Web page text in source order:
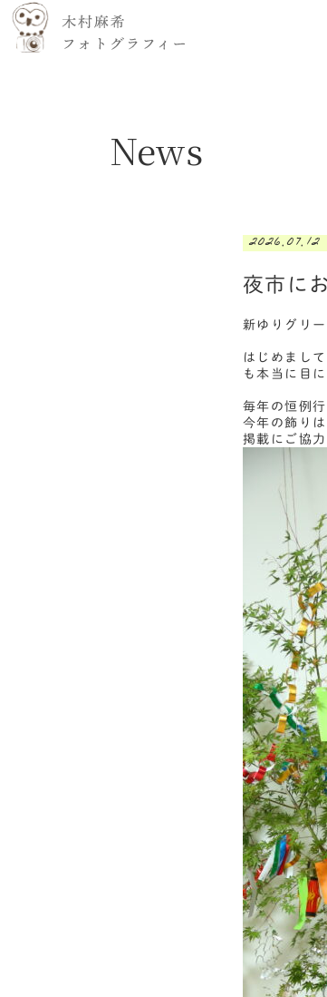
News
2026.07.12
夜市に
新ゆりグリ
はじめまし
も本当に目
毎年の恒例
今年の飾り
掲載にご協